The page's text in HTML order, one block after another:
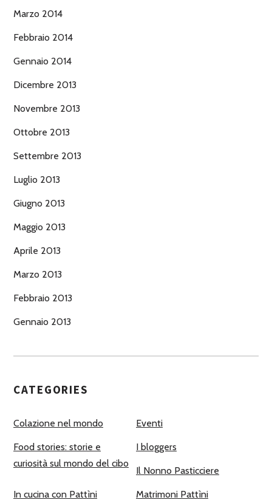
Marzo 2014
Febbraio 2014
Gennaio 2014
Dicembre 2013
Novembre 2013
Ottobre 2013
Settembre 2013
Luglio 2013
Giugno 2013
Maggio 2013
Aprile 2013
Marzo 2013
Febbraio 2013
Gennaio 2013
CATEGORIES
Colazione nel mondo Eventi
Food stories: storie e
curiosità sul mondo del cibo
I bloggers
Il Nonno Pasticciere
In cucina con Pattìni Matrimoni Pattìni